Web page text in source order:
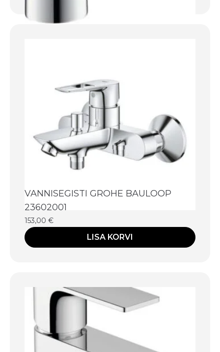
VANNISEGISTI GROHE BAULOOP
23602001
153,00 €
LISA KORVI